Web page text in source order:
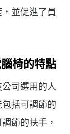
並促進了員
椅的特點
司選用的人
括可調節的
節的扶手，